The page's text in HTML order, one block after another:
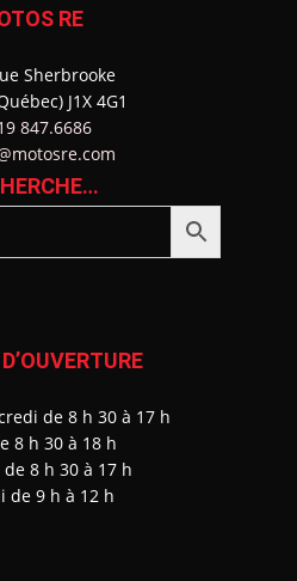
RE
Sherbrooke
J1X 4G1
847.6686
de 8 h 30 à 17 h
8 h 30 à 18 h
8 h 30 à 17 h
de 9 h à 12 h